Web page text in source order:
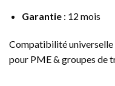
Garantie: 12 mois
Compatibilité universelle
pour PME & groupes de